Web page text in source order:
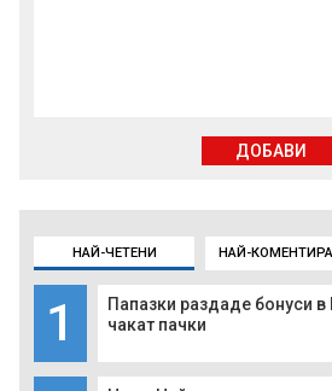
НАЙ-ЧЕТЕНИ НАЙ-
1
Папазки раздаде бонуси
чакат пачки
ДОБАВИ